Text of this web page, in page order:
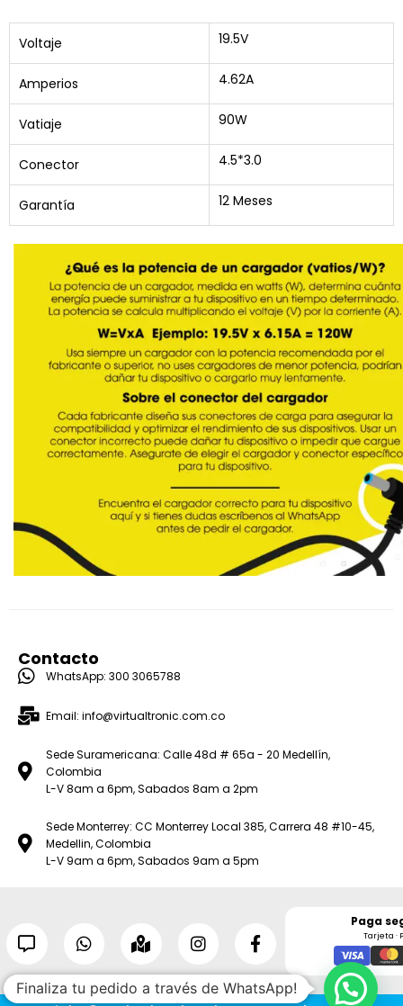
Voltaje 19.5V
Amperios 4.62A
Vatiaje 90W
Conector 4.5*3.0
Garantía 12 Meses
Contacto
WhatsApp: 300 3065788
Email: info@virtualtronic.com.co
Sede Suramericana: Calle 48d # 65a - 20 Medellín,
Colombia
L-V 8am a 6pm, Sabados 8am a 2pm
Sede Monterrey: CC Monterrey Local 385, Carrera 48 #10-45,
Medellin, Colombia
L-V 9am a 6pm, Sabados 9am a 5pm
Paga
Tarjeta ·
Finaliza tu pedido a través de WhatsApp!